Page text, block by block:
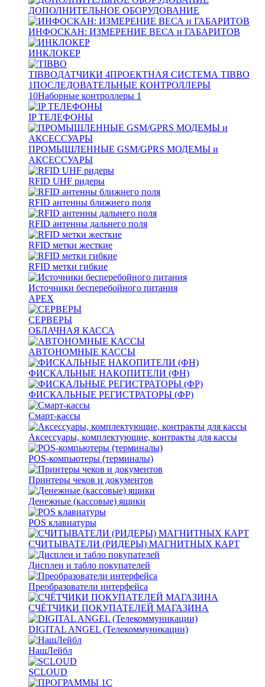
ДОПОЛНИТЕЛЬНОЕ ОБОРУДОВАНИЕ
ИНФОСКАН: ИЗМЕРЕНИЕ ВЕСА и ГАБАРИТОВ
ИНКЛОКЕР
TIBBOДАТЧИКИ 4ПРОЕКТНАЯ СИСТЕМА TIBBO
1ПОСЛЕДОВАТЕЛЬНЫЕ КОНТРОЛЛЕРЫ
10Наборные контроллеры 1
IP ТЕЛЕФОНЫ
ПРОМЫШЛЕННЫЕ GSM/GPRS МОДЕМЫ и
АКСЕССУАРЫ
RFID UHF ридеры
RFID антенны ближнего поля
RFID антенны дальнего поля
RFID метки жесткие
RFID метки гибкие
Источники бесперебойного питания
APEX
СЕРВЕРЫ
ОБЛАЧНАЯ КАССА
АВТОНОМНЫЕ КАССЫ
ФИСКАЛЬНЫЕ НАКОПИТЕЛИ (ФН)
ФИСКАЛЬНЫЕ РЕГИСТРАТОРЫ (ФР)
Смарт-кассы
Аксессуары, комплектующие, контракты для кассы
POS-компьютеры (терминалы)
Принтеры чеков и документов
Денежные (кассовые) ящики
POS клавиатуры
СЧИТЫВАТЕЛИ (РИДЕРЫ) МАГНИТНЫХ КАРТ
Дисплеи и табло покупателей
Преобразователи интерфейса
СЧЁТЧИКИ ПОКУПАТЕЛЕЙ МАГАЗИНА
DIGITAL ANGEL (Телекоммуникации)
НашЛейбл
SCLOUD